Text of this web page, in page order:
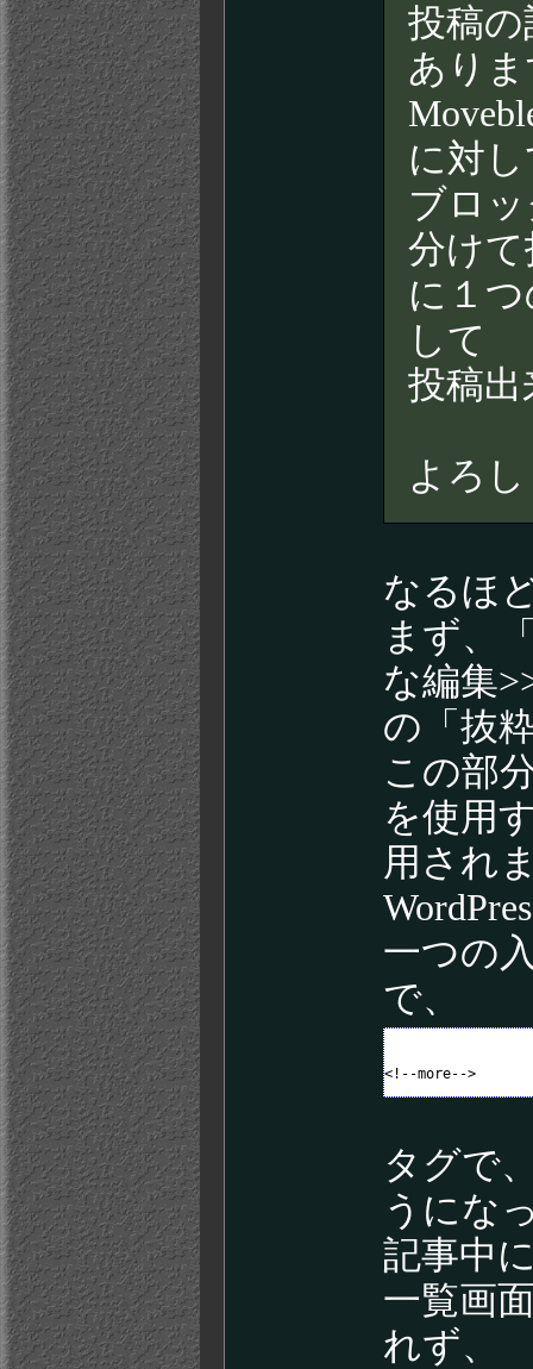
投稿
あり
に対
ブロ
分け
に１
して
投稿
よろ
なるほ
まず、
な編集
の「抜
この部
を使用
用され
一つの
で、
<!--more-->
タグで
うにな
記事中
一覧画
れず、